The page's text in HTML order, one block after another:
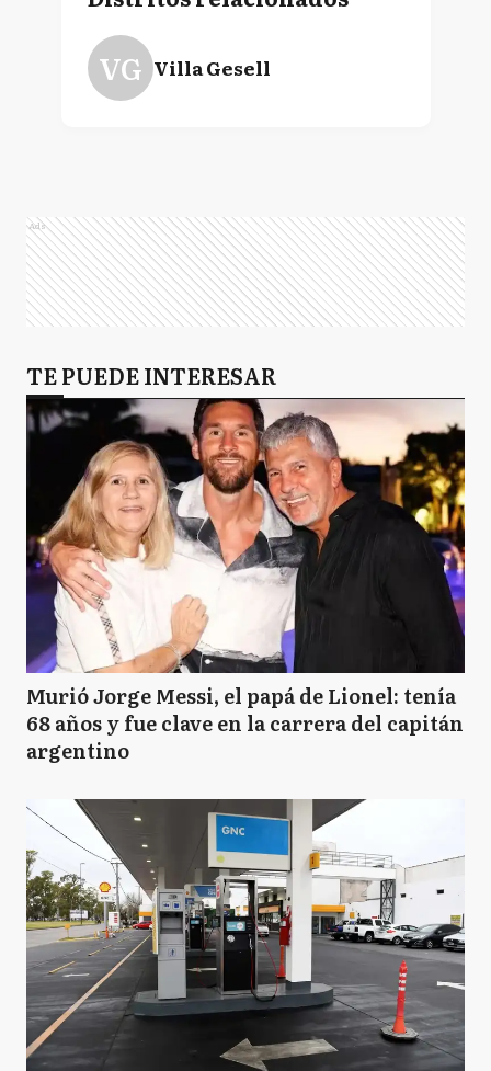
VG Villa Gesell
Ads
TE PUEDE INTERESAR
Murió Jorge Messi, el papá de Lionel: tenía
68 años y fue clave en la carrera del capitán
argentino